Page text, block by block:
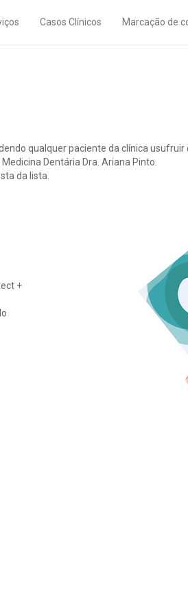
Casos Clínicos Marcação de
qualquer paciente da clínica usufruir
Dentária Dra. Ariana Pinto.
da lista.
+